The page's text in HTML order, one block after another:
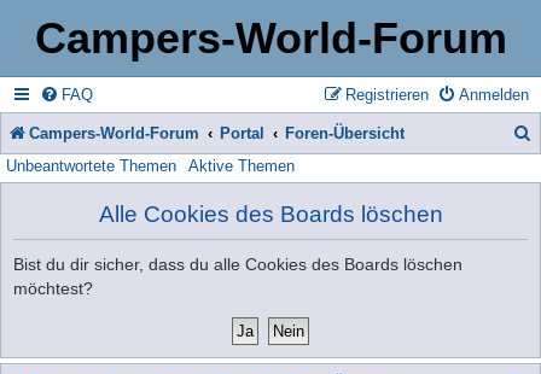
Campers-World-Forum
FAQ Anmelden
Registrieren
Campers-World-Forum Portal Foren-Übersicht
Unbeantwortete Themen Aktive Themen
Alle Cookies des Boards löschen
Bist du dir sicher, dass du alle Cookies des Boards löschen
möchtest?